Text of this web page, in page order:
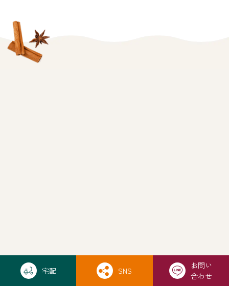
本格スリランカ料理・
宅配 SNS
お問い
合わせ